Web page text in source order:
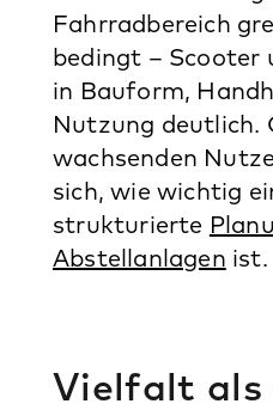
Fahrradbereich
bedingt – Scooter
in Bauform,
Nutzung deutlich.
wachsenden
sich, wie wichtig
strukturierte
Abstellanlagen ist.
Vielfalt als